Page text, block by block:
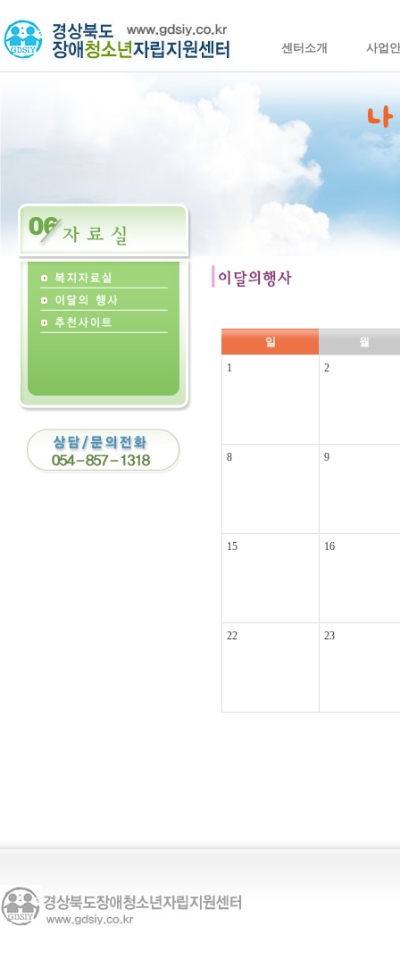
센터소개 사업
일 월
1 2
8 9
15 16
22 23